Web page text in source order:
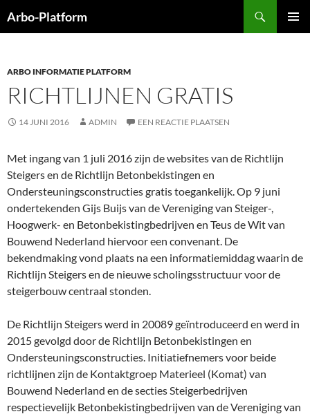
naar
Arbo-Platform
ARBO INFORMATIE PLATFORM
RICHTLIJNEN GRATIS
14 JUNI 2016 ADMIN EEN REACTIE PLAATSEN
Met ingang van 1 juli 2016 zijn de websites van de Richtlijn
Steigers en de Richtlijn Betonbekistingen en
Ondersteuningsconstructies gratis toegankelijk. Op 9 juni
ondertekenden Gijs Buijs van de Vereniging van Steiger-,
Hoogwerk- en Betonbekistingbedrijven en Teus de Wit van
Bouwend Nederland hiervoor een convenant. De
bekendmaking vond plaats na een informatiemiddag waarin de
Richtlijn Steigers en de nieuwe scholingsstructuur voor de
steigerbouw centraal stonden.
De Richtlijn Steigers werd in 20089 geïntroduceerd en werd in
2015 gevolgd door de Richtlijn Betonbekistingen en
Ondersteuningsconstructies. Initiatiefnemers voor beide
richtlijnen zijn de Kontaktgroep Materieel (Komat) van
Bouwend Nederland en de secties Steigerbedrijven
respectievelijk Betonbekistingbedrijven van de Vereniging van